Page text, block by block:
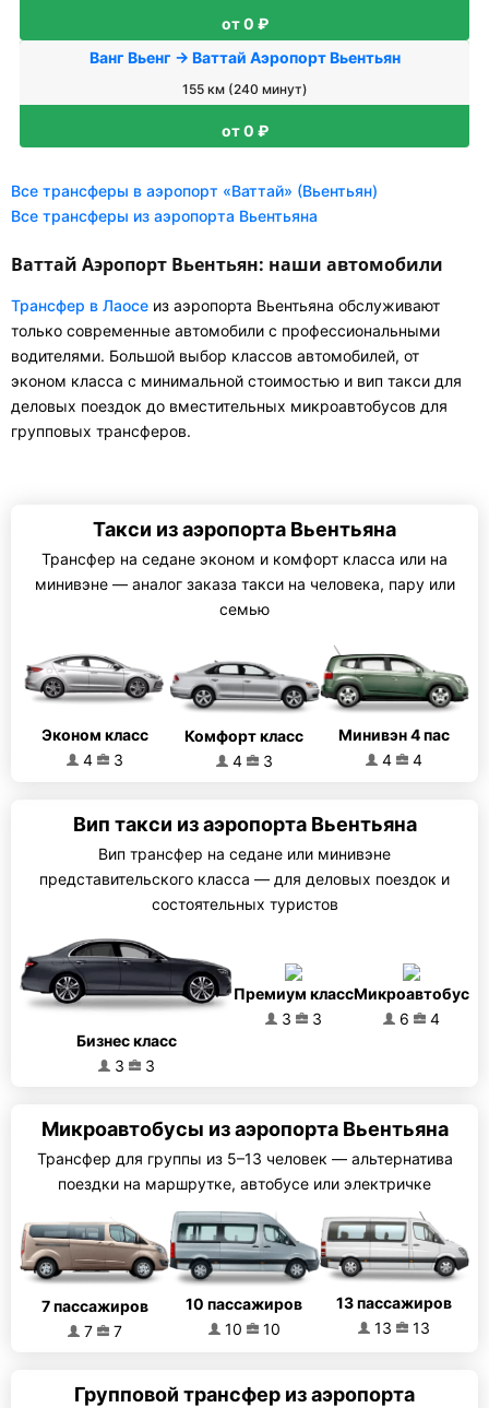
от 0 ₽
Ванг Вьенг → Ваттай Аэропорт Вьентьян
155 км (240 минут)
от 0 ₽
Все трансферы в аэропорт «Ваттай» (Вьентьян)
Все трансферы из аэропорта Вьентьяна
Ваттай Аэропорт Вьентьян: наши автомобили
Трансфер в Лаосе из аэропорта Вьентьяна обслуживают
только современные автомобили с профессиональными
водителями. Большой выбор классов автомобилей, от
эконом класса с минимальной стоимостью и вип такси для
деловых поездок до вместительных микроавтобусов для
групповых трансферов.
Такси из аэропорта Вьентьяна
Трансфер на седане эконом и комфорт класса или на
минивэне — аналог заказа такси на человека, пару или
семью
Эконом класс
4
3
Комфорт класс
4
3
Минивэн 4 пас
4
4
Вип такси из аэропорта Вьентьяна
Вип трансфер на седане или минивэне
представительского класса — для деловых поездок и
состоятельных туристов
Бизнес класс
3
3
Премиум класс
3
3
Микроавтобус
6
4
Микроавтобусы из аэропорта Вьентьяна
Трансфер для группы из 5–13 человек — альтернатива
поездки на маршрутке, автобусе или электричке
7 пассажиров
7
7
10 пассажиров
10
10
13 пассажиров
13
13
Групповой трансфер из аэропорта